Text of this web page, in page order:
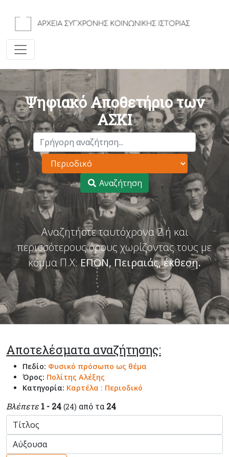
Ψηφιακό Αποθετήριο των
ΑΣΚΙ
Αναζήτηση
Αναζητήστε ταυτόχρονα 2 ή και
περισσότερους όρους χωρίζοντας τους με
κόμμα Π.Χ: ΕΠΟΝ, Πειραιάς, έκθεση.
Αποτελέσματα αναζήτησης:
Πεδίο: Φυσικό πρόσωπο ως θέμα
Όρος: Πολίτης Αλέξης
Κατηγορία: Καρτέλα : Περιοδικό
Βλέπετε 1 - 24 (24) από τα 24